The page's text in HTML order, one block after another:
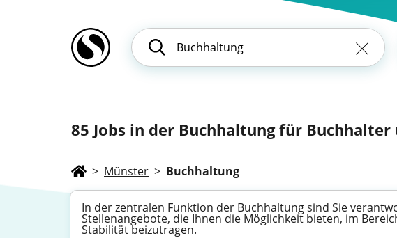
85 Jobs in der Buchhaltung für
> Münster > Buchhaltung
In der zentralen Funktion der Buchhaltung sind Sie
Stellenangebote, die Ihnen die Möglichkeit bieten, im
Stabilität beizutragen.